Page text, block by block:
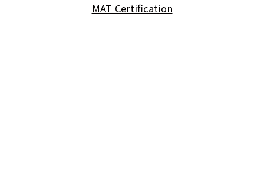
MAT Certification